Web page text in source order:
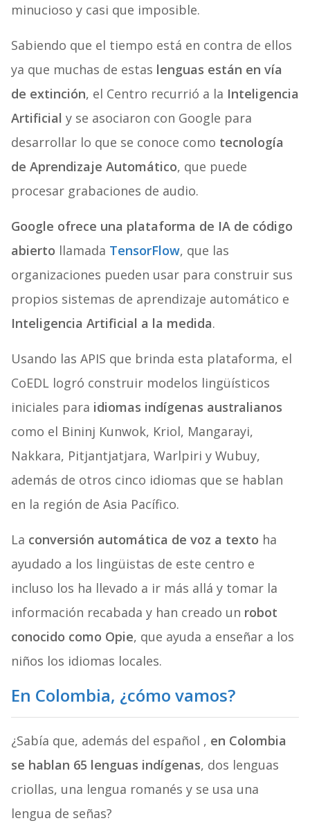
minucioso y casi que imposible.
Sabiendo que el tiempo está en contra de ellos
ya que muchas de estas lenguas están en vía
de extinción, el Centro recurrió a la Inteligencia
Artificial y se asociaron con Google para
desarrollar lo que se conoce como tecnología
de Aprendizaje Automático, que puede
procesar grabaciones de audio.
Google ofrece una plataforma de IA de código
abierto llamada TensorFlow, que las
organizaciones pueden usar para construir sus
propios sistemas de aprendizaje automático e
Inteligencia Artificial a la medida.
Usando las APIS que brinda esta plataforma, el
CoEDL logró construir modelos lingüísticos
iniciales para idiomas indígenas australianos
como el Bininj Kunwok, Kriol, Mangarayi,
Nakkara, Pitjantjatjara, Warlpiri y Wubuy,
además de otros cinco idiomas que se hablan
en la región de Asia Pacífico.
La conversión automática de voz a texto ha
ayudado a los lingüistas de este centro e
incluso los ha llevado a ir más allá y tomar la
información recabada y han creado un robot
conocido como Opie, que ayuda a enseñar a los
niños los idiomas locales.
En Colombia, ¿cómo vamos?
¿Sabía que, además del español , en Colombia
se hablan 65 lenguas indígenas, dos lenguas
criollas, una lengua romanés y se usa una
lengua de señas?